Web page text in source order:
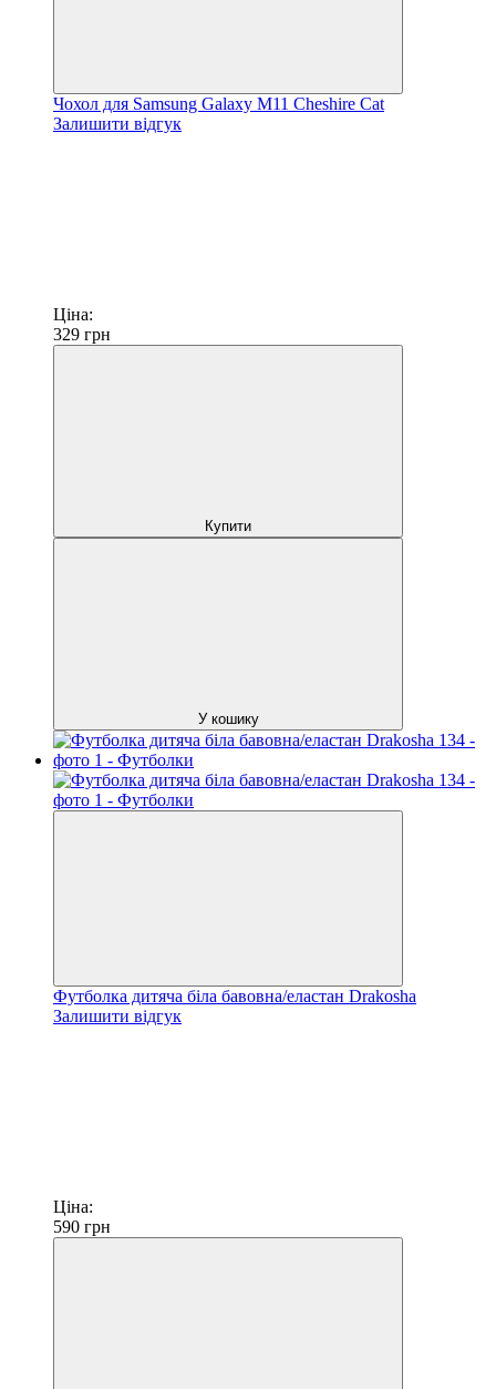
Чохол для Samsung Galaxy M11 Cheshire Cat
Залишити відгук
Ціна:
329 грн
Купити
У кошику
Футболка дитяча біла бавовна/еластан Drakosha
Залишити відгук
Ціна:
590 грн